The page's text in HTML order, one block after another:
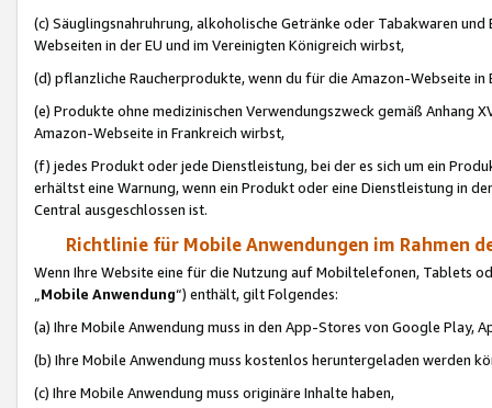
(c) Säuglingsnahruhrung, alkoholische Getränke oder Tabakwaren
Webseiten in der EU und im Vereinigten Königreich wirbst,
(d) pflanzliche Raucherprodukte, wenn du für die Amazon-Webseite in
(e) Produkte ohne medizinischen Verwendungszweck gemäß Anhang
Amazon-Webseite in Frankreich wirbst,
(f) jedes Produkt oder jede Dienstleistung, bei der es sich um ein
erhältst eine Warnung, wenn ein Produkt oder eine Dienstleistung in
Central ausgeschlossen ist.
Richtlinie für Mobile Anwendungen im Rahmen
Wenn Ihre Website eine für die Nutzung auf Mobiltelefonen, Tablets
„Mobile Anwendung“) enthält, gilt Folgendes:
(a) Ihre Mobile Anwendung muss in den App-Stores von Google Play,
(b) Ihre Mobile Anwendung muss kostenlos heruntergeladen werden
(c) Ihre Mobile Anwendung muss originäre Inhalte haben,